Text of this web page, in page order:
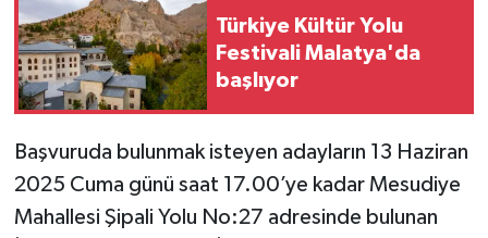
Türkiye Kültür Yolu
Festivali Malatya'da
başlıyor
Başvuruda bulunmak isteyen adayların 13 Haziran
2025 Cuma günü saat 17.00’ye kadar Mesudiye
Mahallesi Şipali Yolu No:27 adresinde bulunan